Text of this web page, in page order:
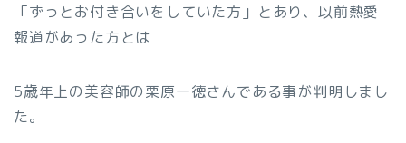
「ずっとお付き合いをしていた方」とあり、以前熱愛
報道があった方とは
5歳年上の美容師の栗原一徳さんである事が判明しまし
た。